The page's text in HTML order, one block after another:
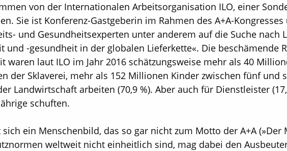
von der Internationalen Arbeitsorganisation ILO, einer
Sie ist Konferenz-Gastgeberin im Rahmen des A+A-
und Gesundheitsexperten unter anderem auf die Suche nach
und -gesundheit in der globalen Lieferkette«. Die beschämende
waren laut ILO im Jahr 2016 schätzungsweise mehr als 40
der Sklaverei, mehr als 152 Millionen Kinder zwischen fünf und
Landwirtschaft arbeiten (70,9 %). Aber auch für Dienstleister
schuften.
ein Menschenbild, das so gar nicht zum Motto der A+A (»Der
weltweit nicht einheitlich sind, mag dabei den